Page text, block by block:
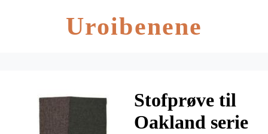
Uroibenene
Stofprøve til
Oakland serie